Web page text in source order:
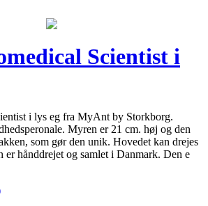
Scientist i
i lys eg fra MyAnt by Storkborg.
Myren er 21 cm. høj og den
som gør den unik. Hovedet kan drejes
er hånddrejet og samlet i Danmark. Den e